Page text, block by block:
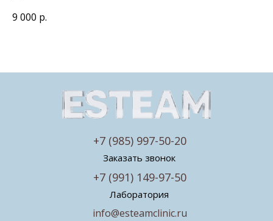
9 000 р.
Заказать звонок
Лаборатория
info@esteamclinic.ru
+7 (991) 149-97-50
+7 (985) 997-50-20